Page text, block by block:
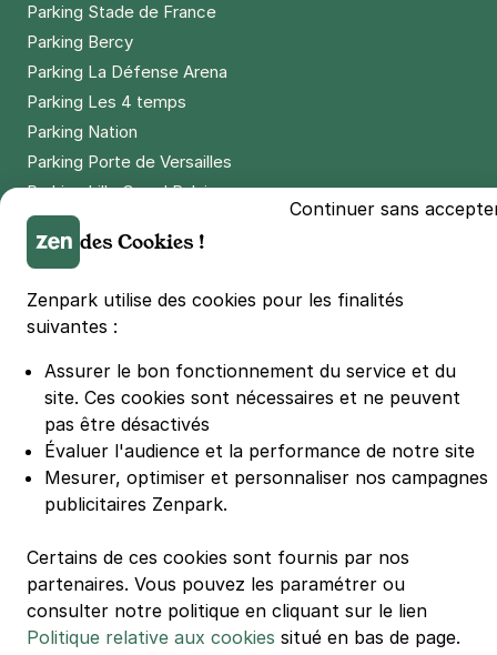
Parking Stade de France
Parking Bercy
Parking La Défense Arena
Parking Les 4 temps
Parking Nation
Parking Porte de Versailles
Parking Lille Grand Palais
Parking Euralille
Parking Casino Barrière Lille
🌍 Passer de 130 à 110 km/h sur autoroute réduit votre
© Zenpark 2012 - 2026 - Tous droits réservés - Fabriqué avec soin à
Continuer sans
des Cookies !
Zenpark utilise des cookies pour les finalités
suivantes :
Assurer le bon fonctionnement du service et du
site. Ces cookies sont nécessaires et ne peuvent
pas être désactivés
Évaluer l'audience et la performance de notre site
Mesurer, optimiser et personnaliser nos campagnes
publicitaires Zenpark.
Certains de ces cookies sont fournis par nos
partenaires. Vous pouvez les paramétrer ou
consulter notre politique en cliquant sur le lien
Politique relative aux cookies situé en bas de page.